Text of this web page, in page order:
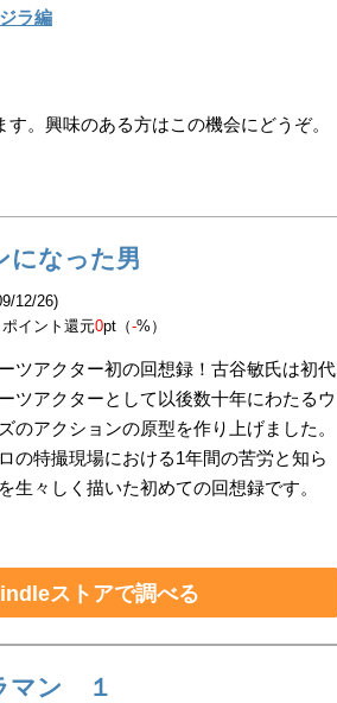
ラ編
。興味のある方はこの機会にどうぞ。
になった男
12/26)
ント還元0pt（-%）
ツアクター初の回想録！古谷敏氏は初代
ツアクターとして以後数十年にわたるウ
のアクションの原型を作り上げました。
の特撮現場における1年間の苦労と知ら
生々しく描いた初めての回想録です。
ストアで調べる
マン １